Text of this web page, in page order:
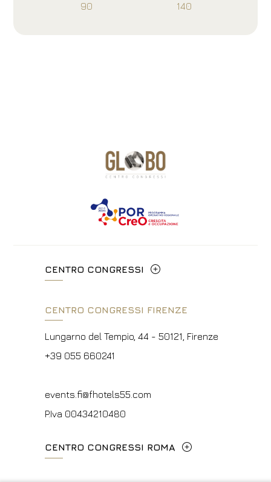
90
140
CENTRO CONGRESSI
+39 06 4814927
info@hotelpalatino.com
CENTRO CONGRESSI FIRENZE
Lungarno del Tempio, 44 - 50121, Firenze
+39 055 660241
events.fi@fhotels55.com
P.Iva 00434210480
CENTRO CONGRESSI ROMA